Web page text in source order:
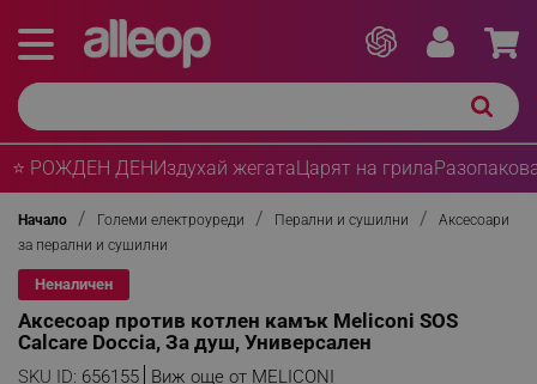
⭐ РОЖДЕН ДЕНИздухай жегатаЦарят на грила
Начало Големи електроуреди Перални и сушилни
Аксесоари
за перални и сушилни
Неналичен
Аксесоар против котлен камък Meliconi SOS
Calcare Doccia, За душ, Универсален
SKU ID: 656155 Виж още от MELICONI